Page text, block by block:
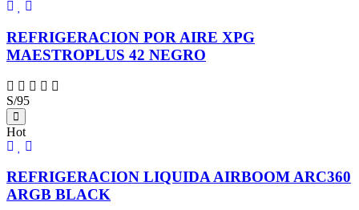
REFRIGERACION POR AIRE XPG
MAESTROPLUS 42 NEGRO
S/95
Hot
REFRIGERACION LIQUIDA AIRBOOM ARC360
ARGB BLACK